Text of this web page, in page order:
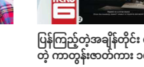
Kim Jung-hyun
February 4th, 2021